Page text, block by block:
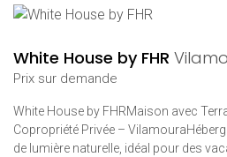
White House by FHR
Prix ​​sur demande
White House by FHRMaison avec
Copropriété Privée –
de lumière naturelle, idéal pour des